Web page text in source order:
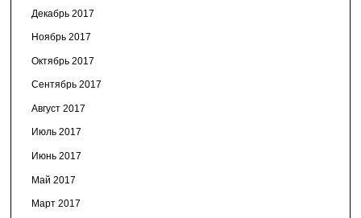
Декабрь 2017
Ноябрь 2017
Октябрь 2017
Сентябрь 2017
Август 2017
Июль 2017
Июнь 2017
Май 2017
Март 2017